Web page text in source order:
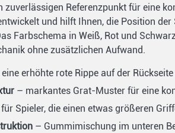
zuverlässigen Referenzpunkt für eine
und hilft Ihnen, die Position
Farbschema in Weiß, Rot und
ohne zusätzlichen Aufwand.
erhöhte rote Rippe auf der
– markantes Grat-Muster für eine
Spieler, die einen etwas größeren
– Gummimischung im unteren